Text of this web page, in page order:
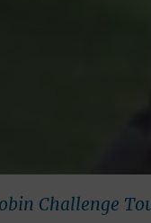
Challenge